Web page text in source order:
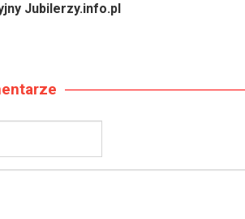
Jubilerzy.info.pl